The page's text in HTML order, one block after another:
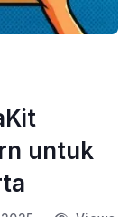
untuk